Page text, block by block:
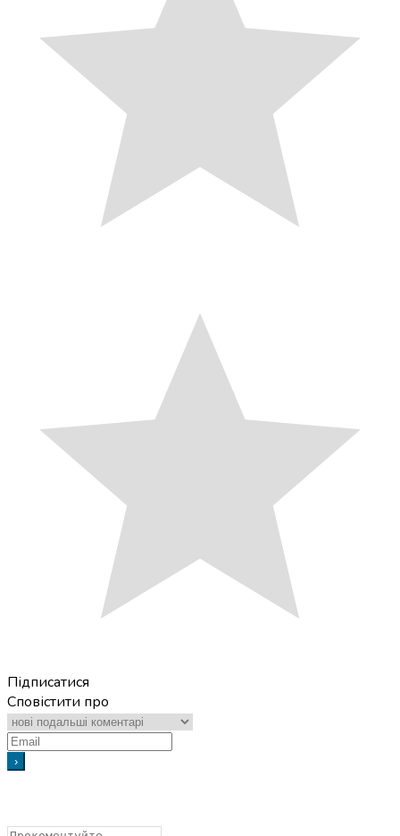
Підписатися
Сповістити про